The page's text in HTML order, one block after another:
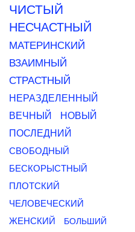
ЧИСТЫЙ
НЕСЧАСТНЫЙ
МАТЕРИНСКИЙ
ВЗАИМНЫЙ
СТРАСТНЫЙ
НЕРАЗДЕЛЕННЫЙ
ВЕЧНЫЙ
НОВЫЙ
ПОСЛЕДНИЙ
СВОБОДНЫЙ
БЕСКОРЫСТНЫЙ
ПЛОТСКИЙ
ЧЕЛОВЕЧЕСКИЙ
ЖЕНСКИЙ
БОЛЬШИЙ